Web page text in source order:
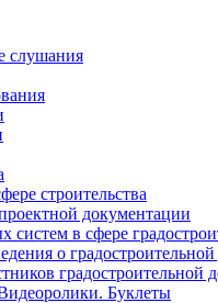
слушания
строительства
документации
в сфере
о градостроительной
градостроительной
Буклеты